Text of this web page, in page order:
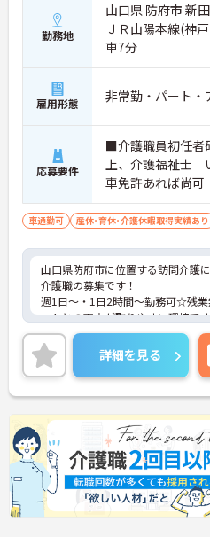
勤務地
山口県 防府市 新
ＪＲ山陽本線(神
車7分
雇用形態 非常勤・パート・
応募要件
■介護職員初任者
上、介護福祉士
車免許あれば尚
問
車通勤可 産休･育休･介護休暇取得実績あり
山口県防府市に位置する訪問介護
介護職の募集です！
週1日～・1日2時間～勤務可☆残業
ートとの両立が取りやすい環境で
ご興味ある方には、面接対策ポイ
詳細をお話しいたしますのでお気軽
い。
詳細を見る